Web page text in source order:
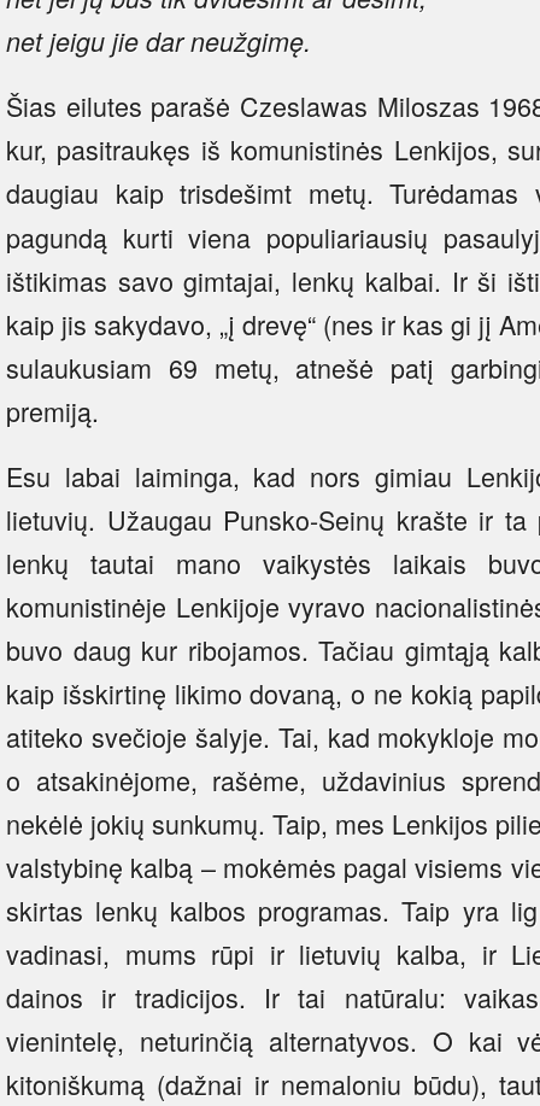
net jeigu jie dar neužgimę.
Šias eilutes parašė Czeslawas Miloszas
kur, pasitraukęs iš komunistinės Lenkijos,
daugiau kaip trisdešimt metų. Turėdamas
pagundą kurti viena populiariausių
ištikimas savo gimtajai, lenkų kalbai. Ir ši
kaip jis sakydavo, „į drevę“ (nes ir kas gi jį
sulaukusiam 69 metų, atnešė patį
premiją.
Esu labai laiminga, kad nors gimiau
lietuvių. Užaugau Punsko-Seinų krašte ir
lenkų tautai mano vaikystės laikais
komunistinėje Lenkijoje vyravo
buvo daug kur ribojamos. Tačiau gimtąją
kaip išskirtinę likimo dovaną, o ne kokią
atiteko svečioje šalyje. Tai, kad mokykloje
o atsakinėjome, rašėme, uždavinius
nekėlė jokių sunkumų. Taip, mes Lenkijos
valstybinę kalbą – mokėmės pagal visiems
skirtas lenkų kalbos programas. Taip yra
vadinasi, mums rūpi ir lietuvių kalba, ir
dainos ir tradicijos. Ir tai natūralu:
vienintelę, neturinčią alternatyvos. O kai
kitoniškumą (dažnai ir nemaloniu būdu),